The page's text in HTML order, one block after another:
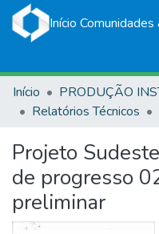
Início Comunidades
Início
Relatórios Técnicos
Projeto
de progresso
preliminar